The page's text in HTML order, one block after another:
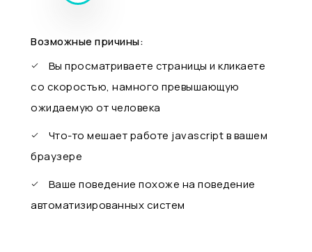
Возможные причины:
Вы просматриваете страницы и кликаете
со скоростью, намного превышающую
ожидаемую от человека
Что-то мешает работе javascript в вашем
браузере
Ваше поведение похоже на поведение
автоматизированных систем